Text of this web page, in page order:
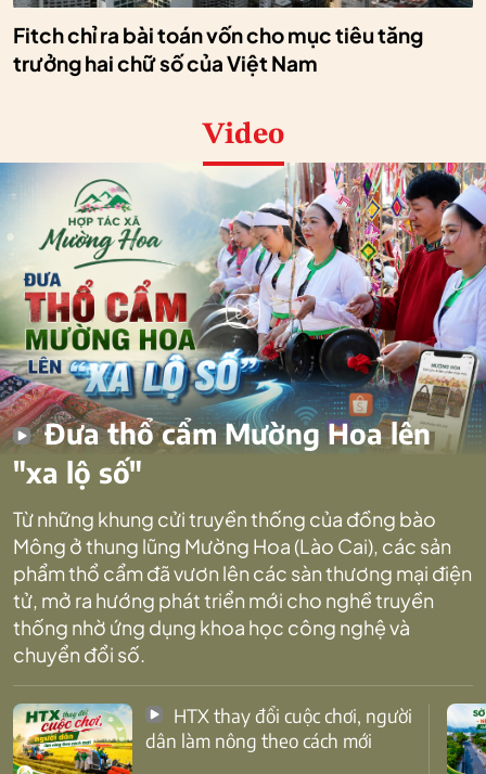
Fitch chỉ ra bài toán vốn cho mục tiêu tăng
trưởng hai chữ số của Việt Nam
Video
Đưa thổ cẩm Mường Hoa lên
"xa lộ số"
Từ những khung cửi truyền thống của đồng bào
Mông ở thung lũng Mường Hoa (Lào Cai), các sản
phẩm thổ cẩm đã vươn lên các sàn thương mại điện
tử, mở ra hướng phát triển mới cho nghề truyền
thống nhờ ứng dụng khoa học công nghệ và
chuyển đổi số.
dân làm nông theo cách mới